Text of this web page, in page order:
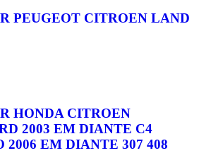
PEUGEOT CITROEN LAND
HONDA CITROEN
2003 EM DIANTE C4
2006 EM DIANTE 307 408